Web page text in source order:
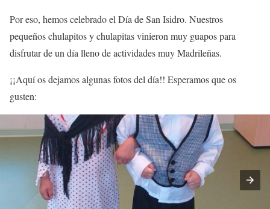
Por eso, hemos celebrado el Día de San Isidro. Nuestros
pequeños chulapitos y chulapitas vinieron muy guapos para
disfrutar de un día lleno de actividades muy Madrileñas.
¡¡Aquí os dejamos algunas fotos del día!! Esperamos que os
gusten: